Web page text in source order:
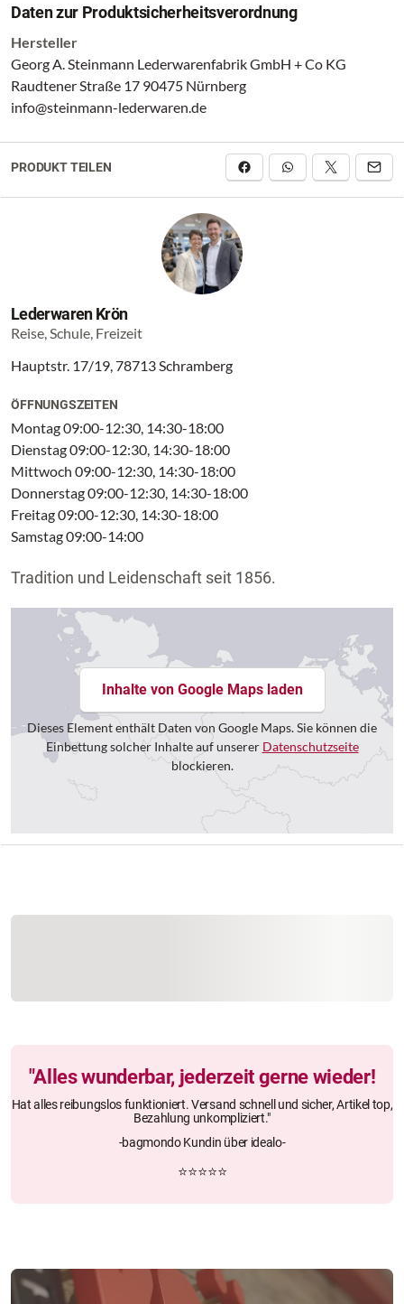
Daten zur Produktsicherheitsverordnung
Hersteller
Georg A. Steinmann Lederwarenfabrik GmbH + Co KG
Raudtener Straße 17 90475 Nürnberg
info@steinmann-lederwaren.de
PRODUKT TEILEN
Lederwaren Krön
Reise, Schule, Freizeit
Hauptstr. 17/19, 78713 Schramberg
ÖFFNUNGSZEITEN
Montag 09:00-12:30, 14:30-18:00
Dienstag 09:00-12:30, 14:30-18:00
Mittwoch 09:00-12:30, 14:30-18:00
Donnerstag 09:00-12:30, 14:30-18:00
Freitag 09:00-12:30, 14:30-18:00
Samstag 09:00-14:00
Tradition und Leidenschaft seit 1856.
Inhalte von Google Maps laden
Dieses Element enthält Daten von Google Maps. Sie können die
Einbettung solcher Inhalte auf unserer Datenschutzseite
blockieren.
"Alles wunderbar, jederzeit gerne wieder!
Hat alles reibungslos funktioniert. Versand schnell und sicher, Artikel top,
Bezahlung unkompliziert."
-bagmondo Kundin über idealo-
⭐⭐⭐⭐⭐